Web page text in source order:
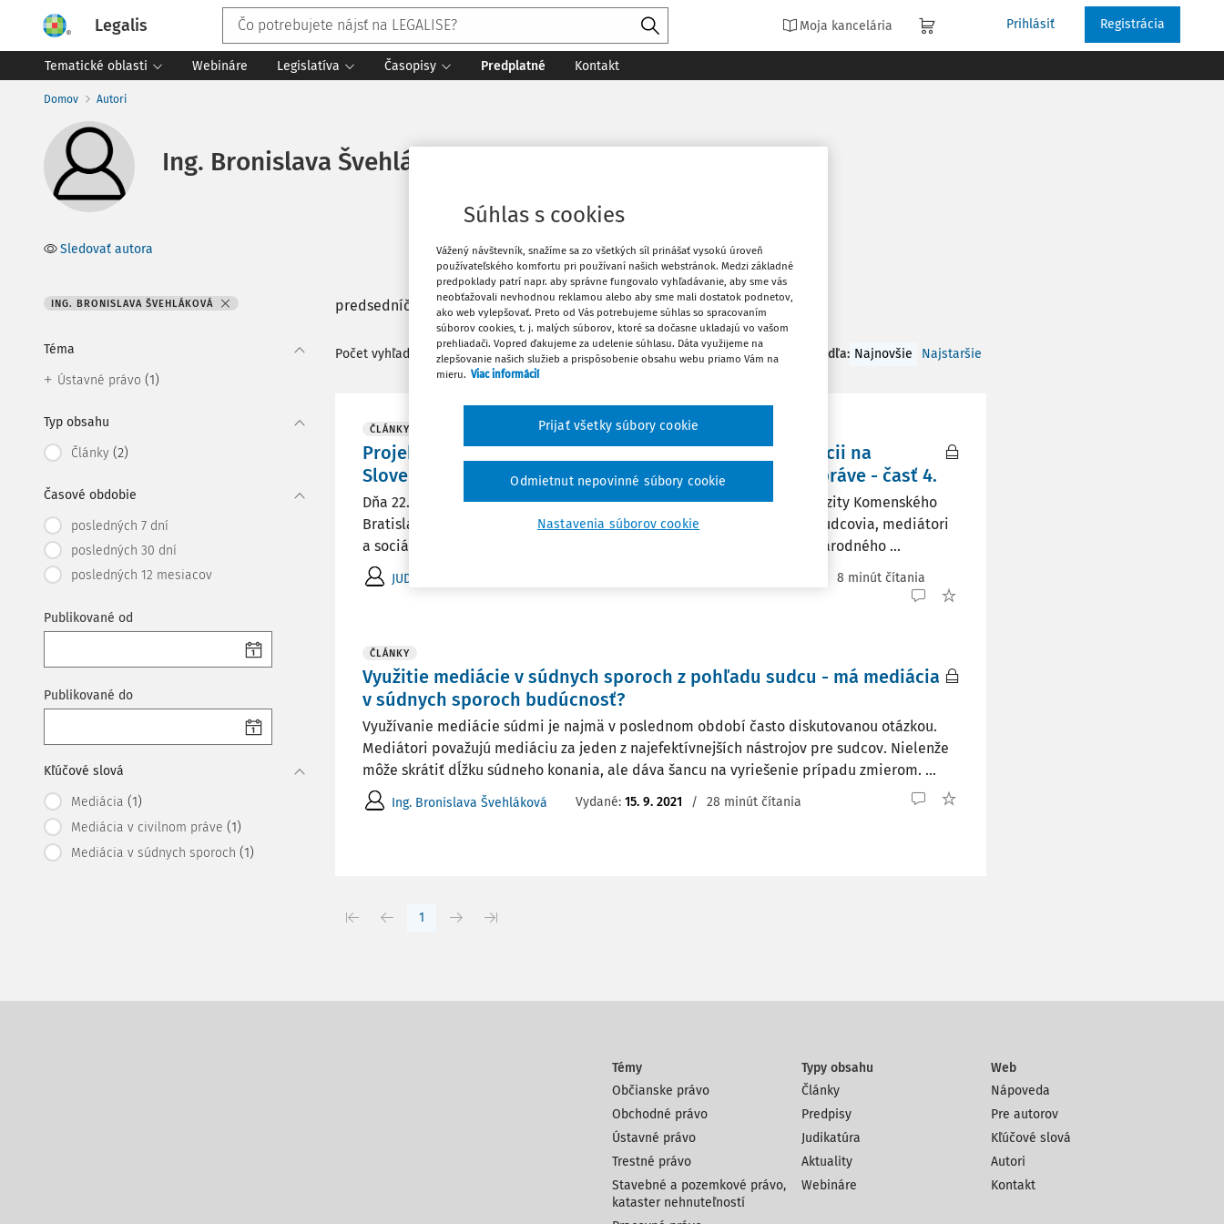
Legalis Moja kancelária Prihlásiť Registrácia
Tematické oblasti Webináre Legislatíva Časopisy Predplatné Kontakt
Domov Autori
Ing. Bronislava Švehláková
Sledovať autora
ING. BRONISLAVA ŠVEHLÁKOVÁ
Téma
Ústavné právo (1)
Typ obsahu
Články (2)
Časové obdobie
posledných 7 dní
posledných 30 dní
posledných 12 mesiacov
Publikované od
Publikované do
Kľúčové slová
Mediácia (1)
Mediácia v civilnom práve (1)
Mediácia v súdnych sporoch (1)
predsedníčka Asociácie rodinných mediátorov Slovenska
Počet vyhľadaných dokumentov: 2 Zoradiť podľa: Najnovšie Najstaršie
ČLÁNKY
Projekt ADR - aplikácia alternatívnych prístupov v justícii na
Slovensku II - odborná rozprava - mediácia v civilnom práve - časť 4.
Dňa 22. novembra 2021 sa na virtuálnej pôde Právnickej fakulty Univerzity Komenského
Bratislava opäť zišli zástupcovia odbornej verejnosti, predovšetkým sudcovia, mediátori
a sociálni pracovníci, na odbornej rozprave, ktorá sa konala v rámci národného ...
JUDr. Beáta Swanová 8 minút čítania
ČLÁNKY
Využitie mediácie v súdnych sporoch z pohľadu sudcu - má mediácia
v súdnych sporoch budúcnosť?
Využívanie mediácie súdmi je najmä v poslednom období často diskutovanou otázkou.
Mediátori považujú mediáciu za jeden z najefektívnejších nástrojov pre sudcov. Nielenže
môže skrátiť dĺžku súdneho konania, ale dáva šancu na vyriešenie prípadu zmierom. ...
Ing. Bronislava Švehláková Vydané: 15. 9. 2021 / 28 minút čítania
1
Témy
Občianske právo
Obchodné právo
Ústavné právo
Trestné právo
Stavebné a pozemkové právo,
kataster nehnuteľností
Typy obsahu
Články
Predpisy
Judikatúra
Aktuality
Webináre
Web
Nápoveda
Pre autorov
Kľúčové slová
Autori
Kontakt
Súhlas s cookies
Vážený návštevník, snažíme sa zo všetkých síl prinášať vysokú úroveň
používateľského komfortu pri používaní našich webstránok. Medzi základné
predpoklady patrí napr. aby správne fungovalo vyhľadávanie, aby sme vás
neobťažovali nevhodnou reklamou alebo aby sme mali dostatok podnetov,
ako web vylepšovať. Preto od Vás potrebujeme súhlas so spracovaním
súborov cookies, t. j. malých súborov, ktoré sa dočasne ukladajú vo vašom
prehliadači. Vopred ďakujeme za udelenie súhlasu. Dáta využijeme na
zlepšovanie našich služieb a prispôsobenie obsahu webu priamo Vám na
mieru. Viac informácií
Nastavenia súborov cookie
Odmietnut nepovinné súbory cookie
Prijať všetky súbory cookie